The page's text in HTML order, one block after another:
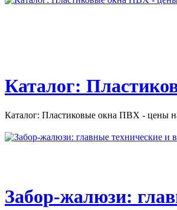
Каталог:
Каталог: Пластиковые окна ПВХ - цены
Забор-жалюзи: